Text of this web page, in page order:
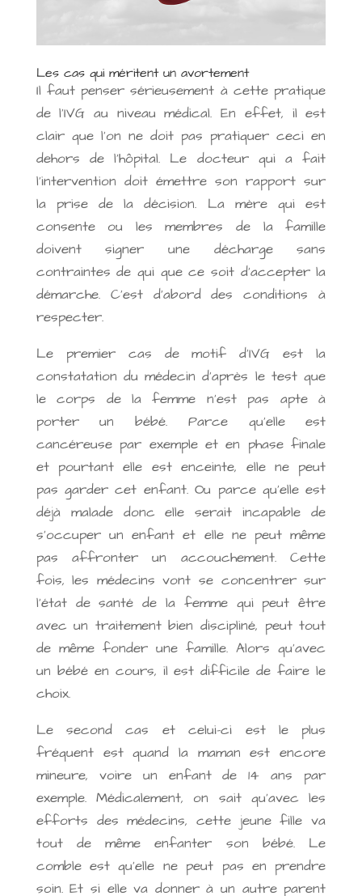
Les cas qui méritent un avortement
Il faut penser sérieusement à cette pratique
de l’IVG au niveau médical. En effet, il est
clair que l’on ne doit pas pratiquer ceci en
dehors de l’hôpital. Le docteur qui a fait
l’intervention doit émettre son rapport sur
la prise de la décision. La mère qui est
consente ou les membres de la famille
doivent signer une décharge sans
contraintes de qui que ce soit d’accepter la
démarche. C’est d’abord des conditions à
respecter.
Le premier cas de motif d’IVG est la
constatation du médecin d’après le test que
le corps de la femme n’est pas apte à
porter un bébé. Parce qu’elle est
cancéreuse par exemple et en phase finale
et pourtant elle est enceinte, elle ne peut
pas garder cet enfant. Ou parce qu’elle est
déjà malade donc elle serait incapable de
s’occuper un enfant et elle ne peut même
pas affronter un accouchement. Cette
fois, les médecins vont se concentrer sur
l’état de santé de la femme qui peut être
avec un traitement bien discipliné, peut tout
de même fonder une famille. Alors qu’avec
un bébé en cours, il est difficile de faire le
choix.
Le second cas et celui-ci est le plus
fréquent est quand la maman est encore
mineure, voire un enfant de 14 ans par
exemple. Médicalement, on sait qu’avec les
efforts des médecins, cette jeune fille va
tout de même enfanter son bébé. Le
comble est qu’elle ne peut pas en prendre
soin. Et si elle va donner à un autre parent